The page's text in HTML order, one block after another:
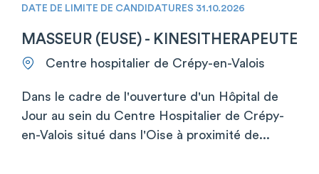
DATE DE LIMITE DE CANDIDATURES 31.10.2026
MASSEUR (EUSE) - KINESITHERAPEUTE
Centre hospitalier de Crépy-en-Valois
Dans le cadre de l'ouverture d'un Hôpital de
Jour au sein du Centre Hospitalier de Crépy-
en-Valois situé dans l'Oise à proximité de...